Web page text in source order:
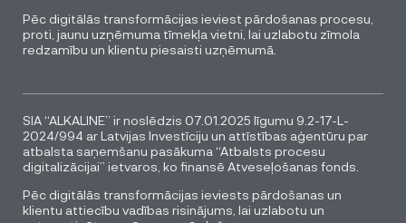
Pēc digitālās transformācijas ieviest pārdošanas procesu,
proti, jaunu uzņēmuma tīmekļa vietni, lai uzlabotu zīmola
redzamību un klientu piesaisti uzņēmumā.
SIA “ALKALINE” ir noslēdzis 07.01.2025 līgumu 9.2-17-L-
2024/994 ar Latvijas Investīciju un attīstības aģentūru par
atbalsta saņemšanu pasākuma “Atbalsts procesu
digitalizācijai” ietvaros, ko finansē Atveseļošanas fonds.
Pēc digitālās transformācijas ieviests pārdošanas un
klientu attiecību vadības risinājums, lai uzlabotu un